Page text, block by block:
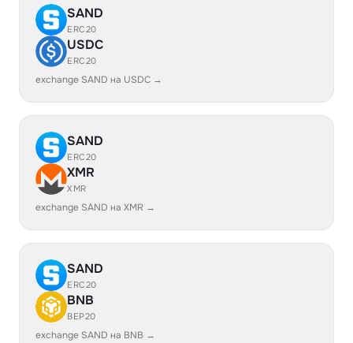
SAND
ERC20
USDC
ERC20
exchange SAND на USDC →
SAND
ERC20
XMR
XMR
exchange SAND на XMR →
SAND
ERC20
BNB
BEP20
exchange SAND на BNB →